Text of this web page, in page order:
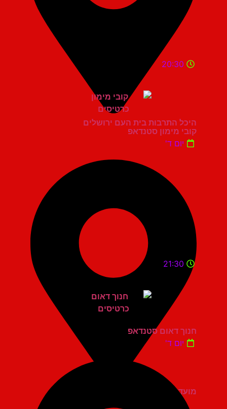
היכל התרבות בית העם ירושלים
20:30
קובי מימון סטנדאפ
יום ד'
מועדון הגריי יהוד
21:30
חנוך דאום סטנדאפ
יום ד'